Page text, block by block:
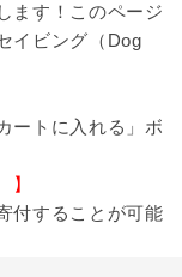
ます！このページ
イビング（Dog
ートに入れる」ボ
付することが可能